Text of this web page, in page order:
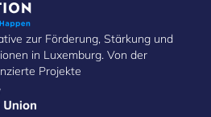
zur Förderung, Stärkung und
in Luxemburg. Von der
Projekte